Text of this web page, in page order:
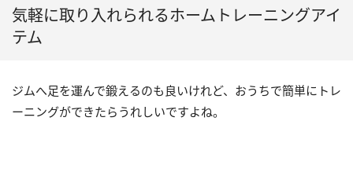
気軽に取り入れられるホームトレーニングアイ
テム
ジムへ足を運んで鍛えるのも良いけれど、おうちで簡単にトレ
ーニングができたらうれしいですよね。